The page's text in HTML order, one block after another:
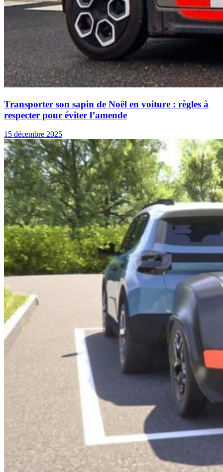
Transporter son sapin de Noël en voiture : règles à
respecter pour éviter l’amende
15 décembre 2025